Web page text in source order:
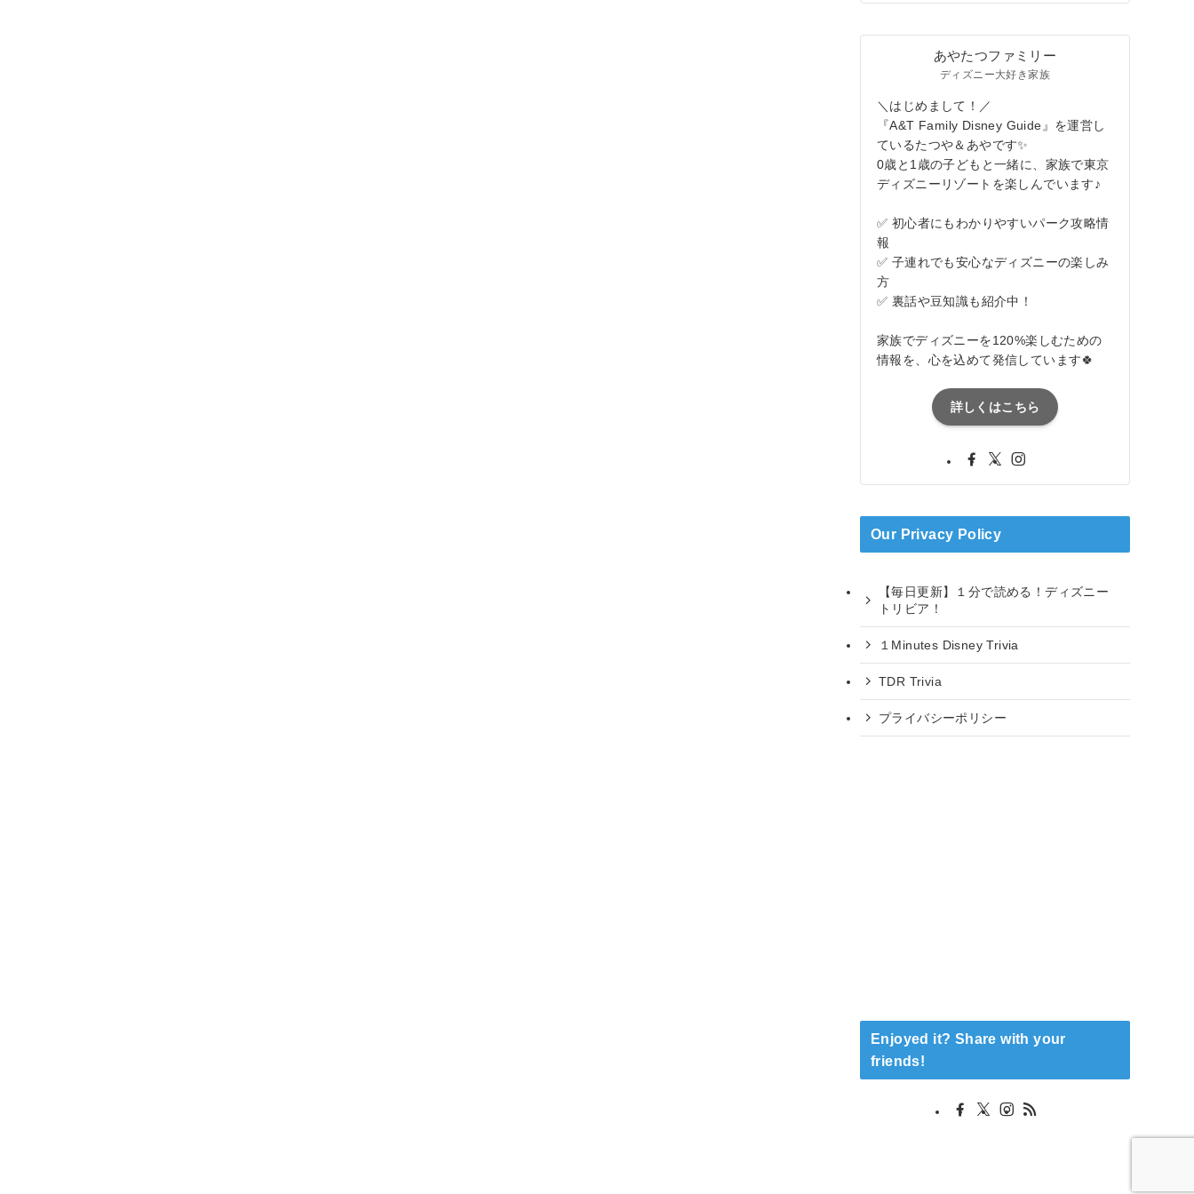
あやたつファミリー
ディズニー大好き家族
＼はじめまして！／
『A&T Family Disney Guide』を運営し
ているたつや＆あやです✨
0歳と1歳の子どもと一緒に、家族で東京
ディズニーリゾートを楽しんでいます♪
✅ 初心者にもわかりやすいパーク攻略情
報
✅ 子連れでも安心なディズニーの楽しみ
方
✅ 裏話や豆知識も紹介中！
家族でディズニーを120%楽しむための
情報を、心を込めて発信しています🍀
詳しくはこちら
Our Privacy Policy
【毎日更新】１分で読める！ディズニー
トリビア！
１Minutes Disney Trivia
TDR Trivia
プライバシーポリシー
Enjoyed it? Share with your
friends!